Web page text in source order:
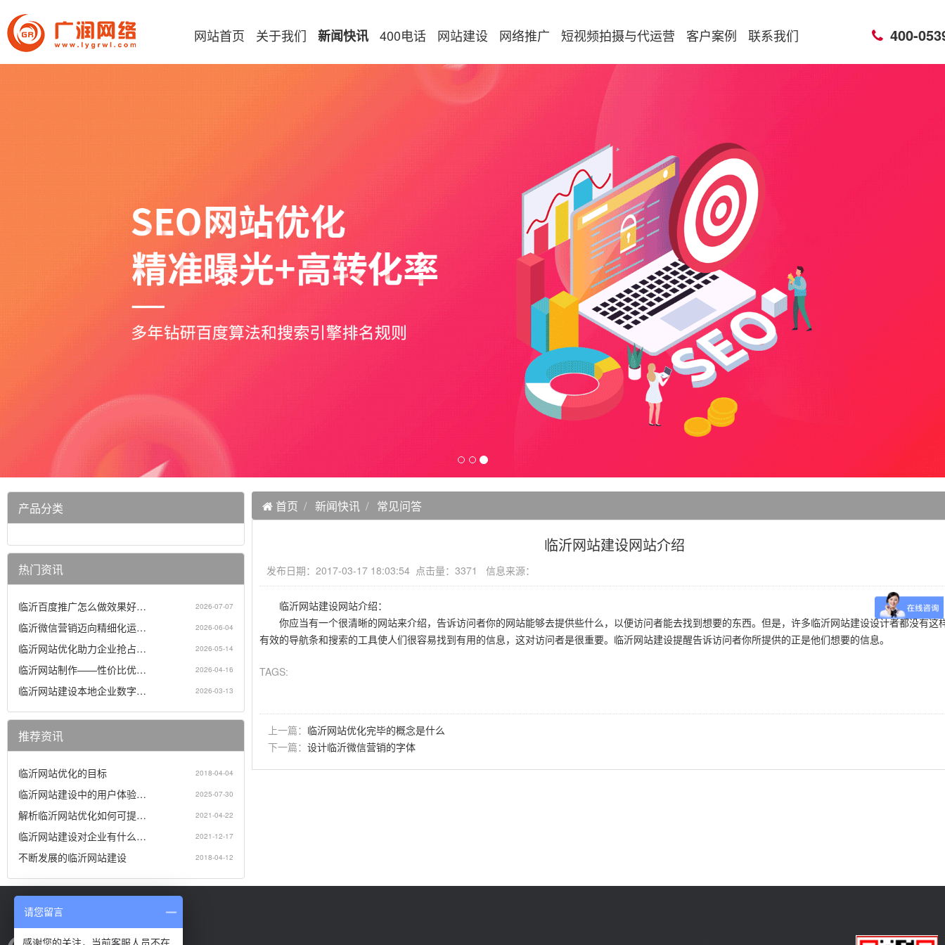
网站首页 关于我们 新闻快讯 400电话 网站建设 网络推广 短视频拍摄与代运营 客户案例 联系我们 400-
产品分类
热门资讯
临沂百度推广怎么做效果好… 2026-07-07
临沂微信营销迈向精细化运… 2026-06-04
临沂网站优化助力企业抢占… 2026-05-14
临沂网站制作——性价比优… 2026-04-16
临沂网站建设本地企业数字… 2026-03-13
推荐资讯
临沂网站优化的目标 2018-04-04
临沂网站建设中的用户体验… 2025-07-30
解析临沂网站优化如何可提… 2021-04-22
临沂网站建设对企业有什么… 2021-12-17
不断发展的临沂网站建设 2018-04-12
首页 新闻快讯 常见问答
临沂网站建设网站介绍
发布日期：2017-03-17 18:03:54 点击量：3371 信息来源：
临沂网站建设网站介绍：
你应当有一个很清晰的网站来介绍，告诉访问者你的网站能够去提供些什么，以便访问者能去找到想要的东西。但是，许多临沂网站建设设计者都没有这
有效的导航条和搜索的工具使人们很容易找到有用的信息，这对访问者是很重要。临沂网站建设提醒告诉访问者你所提供的正是他们想要的信息。
TAGS:
上一篇： 临沂网站优化完毕的概念是什么
下一篇： 设计临沂微信营销的字体
请您留言